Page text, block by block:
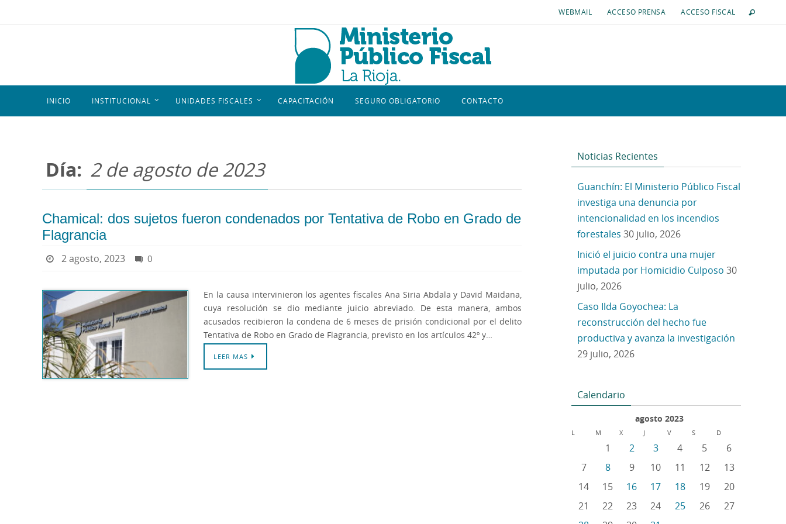
WEBMAIL ACCESO PRENSA ACCESO FISCAL
INICIO INSTITUCIONAL UNIDADES FISCALES CAPACITACIÓN SEGURO OBLIGATORIO CONTACTO
Día: 2 de agosto de 2023
Chamical: dos sujetos fueron condenados por Tentativa de Robo en Grado de
Flagrancia
2 agosto, 2023 0
En la causa intervinieron los agentes fiscales Ana Siria Abdala y David Maidana,
cuya resolución se dio mediante juicio abreviado. De esta manera, ambos
acusados recibieron la condena de 6 meses de prisión condicional por el delito
Tentativa de Robo en Grado de Flagrancia, previsto en los artículos 42º y…
LEER MAS
Noticias Recientes
Guanchín: El Ministerio Público Fiscal
investiga una denuncia por
intencionalidad en los incendios
forestales 30 julio, 2026
Inició el juicio contra una mujer
imputada por Homicidio Culposo 30
julio, 2026
Caso Ilda Goyochea: La
reconstrucción del hecho fue
productiva y avanza la investigación
29 julio, 2026
Calendario
agosto 2023
L M X J V S D
1 2 3 4 5
6
7
8 9 10 11 12
13
14
15 16 17 18 19
20
21
22 23 24 25 26
27